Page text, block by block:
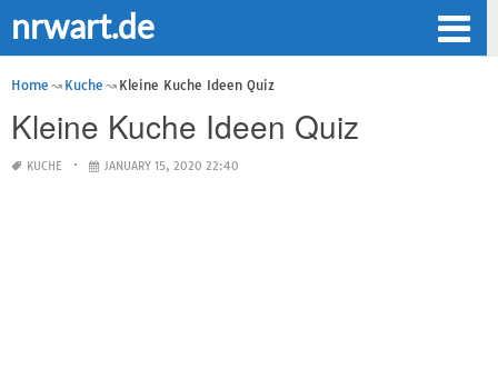
nrwart.de
Home Kuche Kleine Kuche Ideen Quiz
Kleine Kuche Ideen Quiz
KUCHE JANUARY 15, 2020 22:40